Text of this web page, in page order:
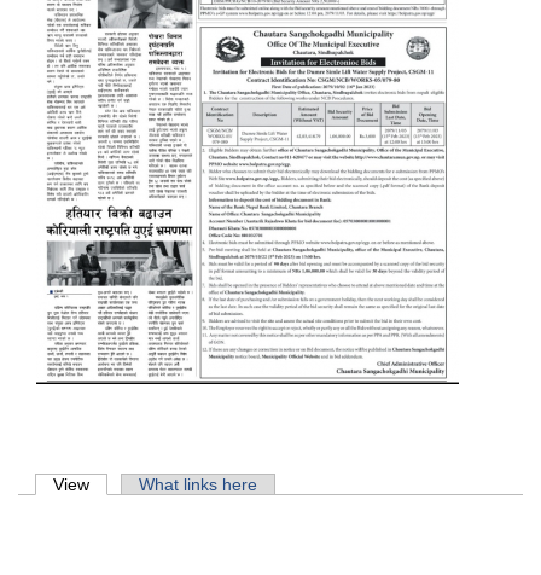
Primary tabs
View (active tab)What links here